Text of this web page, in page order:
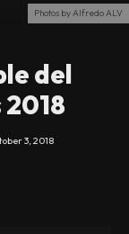
Photos by Alfredo ALV
del
3, 2018